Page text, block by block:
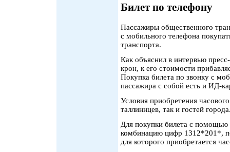
Билет по телефону
Пассажиры общественного
с мобильного телефона
транспорта.
Как объяснил в интервью
крон, к его стоимости
Покупка билета по звонку с
пассажира с собой есть и ИД-
Условия приобретения
таллиннцев, так и гостей
Для покупки билета с помощью
комбинацию цифр 1312*201*,
для которого приобретается